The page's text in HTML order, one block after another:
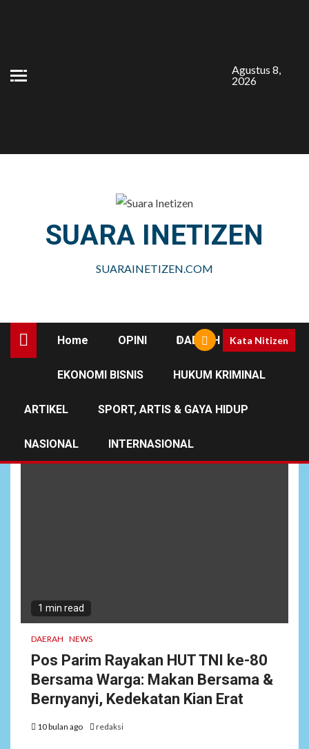
Agustus 8,
2026
SUARA INETIZEN
SUARAINETIZEN.COM
Home OPINI DAERAH
EKONOMI BISNIS HUKUM KRIMINAL
ARTIKEL SPORT, ARTIS & GAYA HIDUP
NASIONAL INTERNASIONAL
Kata Nitizen
1 min read
DAERAH NEWS
Pos Parim Rayakan HUT TNI ke-80
Bersama Warga: Makan Bersama &
Bernyanyi, Kedekatan Kian Erat
10 bulan ago redaksi